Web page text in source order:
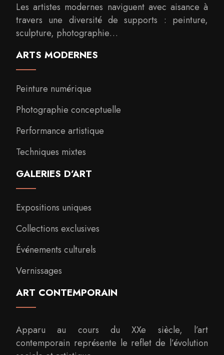
Les artistes modernes naviguent avec aisance à
travers une diversité de supports : peinture,
sculpture, photographie…
ARTS MODERNES
Peinture numérique
Photographie conceptuelle
Performance artistique
Techniques mixtes
GALERIES D’ART
Expositions uniques
Collections exclusives
Événements culturels
Vernissages
ART CONTEMPORAIN
Apparu au cours du XXe siècle, l’art
contemporain représente le reflet de l’évolution